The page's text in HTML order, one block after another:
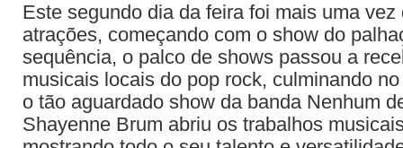
Este segundo dia da feira foi mais uma vez
atrações, começando com o show do
sequência, o palco de shows passou a
musicais locais do pop rock, culminando
o tão aguardado show da banda Nenhum
Shayenne Brum abriu os trabalhos